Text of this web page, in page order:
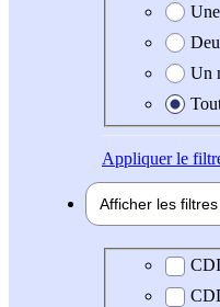
Un
Appliquerle
Afficher les
Type de contrat
CDI